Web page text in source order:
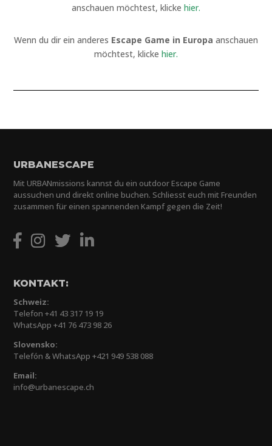
anschauen möchtest, klicke hier.
Wenn du dir ein anderes Escape Game in Europa anschauen
möchtest, klicke hier.
URBANESCAPE
Mit URBANmissions kannst du ein outdoor Escape Game
aussuchen und direkt online buchen. Schliesst euch mit Freunden
zusammen für einen spannenden Kampf gegen die Zeit!
KONTAKT:
Schweiz:
Telefon +41 43 317 19 19
WhatsApp +41 76 473 98 26
Slovensko:
Telefón & WhatsApp +421 949 538 088
Email:
info@urbanescape.ch